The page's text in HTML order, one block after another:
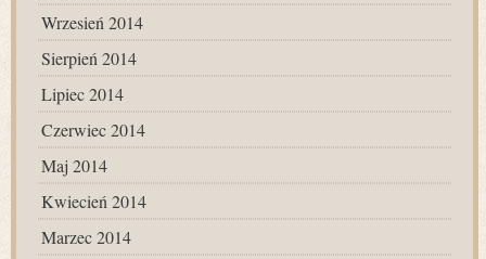
Wrzesień 2014
Sierpień 2014
Lipiec 2014
Czerwiec 2014
Maj 2014
Kwiecień 2014
Marzec 2014